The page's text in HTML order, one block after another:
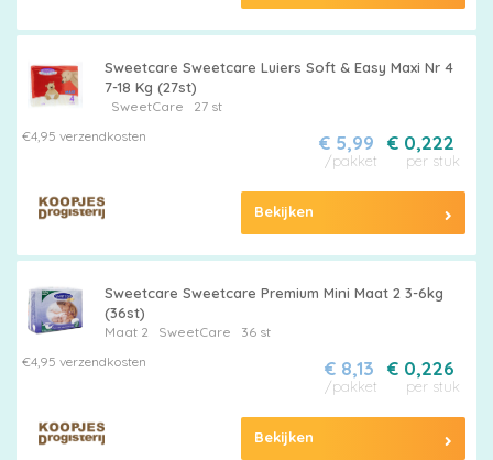
Billendoekjes
Maten
&
Series
vergelijken
Sweetcare Sweetcare Luiers Soft & Easy Maxi Nr 4
7-18 Kg (27st)
SweetCare
27 st
€4,95 verzendkosten
€ 0,222
per stuk
€ 5,99
/pakket
Bekijken
Sweetcare Sweetcare Premium Mini Maat 2 3-6kg
(36st)
Maat 2 SweetCare
36 st
€4,95 verzendkosten
€ 0,226
per stuk
€ 8,13
/pakket
Bekijken